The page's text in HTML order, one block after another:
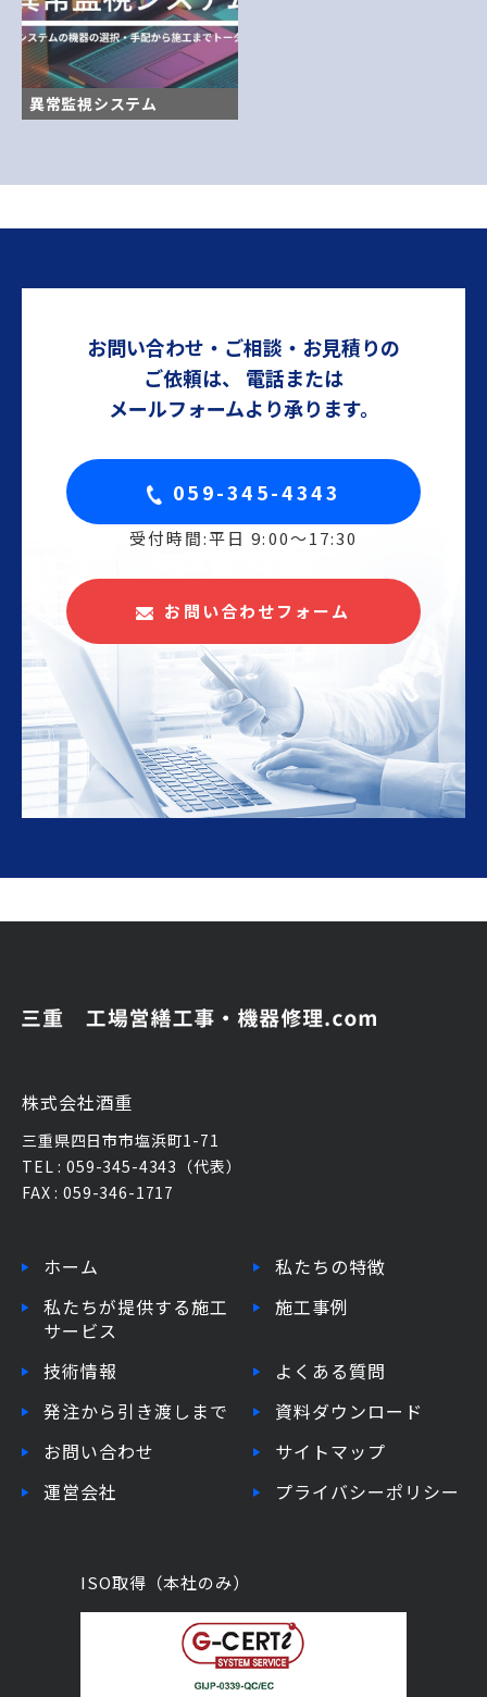
異常監視システム
お問い合わせ・ご相談・お見積りの
ご依頼は、
電話または
メールフォームより承ります。
059-345-4343
受付時間:平日 9:00〜17:30
お問い合わせフォーム
株式会社酒重
三重県四日市市塩浜町1-71
TEL : 059-345-4343（代表）
FAX : 059-346-1717
ホーム
私たちの特徴
私たちが提供する施工
サービス
施工事例
技術情報
よくある質問
発注から引き渡しまで
資料ダウンロード
お問い合わせ
サイトマップ
運営会社
プライバシーポリシー
ISO取得（本社のみ）